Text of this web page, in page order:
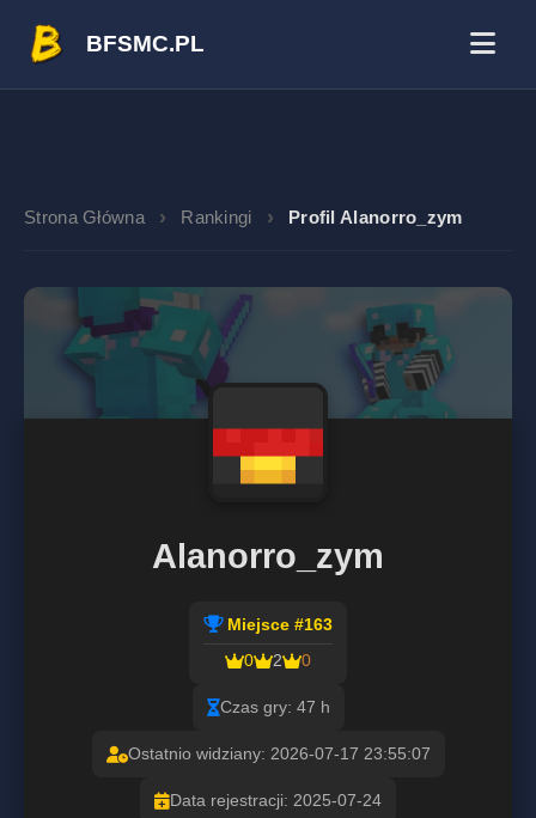
BFSMC.PL
Strona Główna Rankingi Profil Alanorro_zym
Alanorro_zym
Miejsce #163
0
2 0
Czas gry: 47 h
Ostatnio widziany: 2026-07-17 23:55:07
Data rejestracji: 2025-07-24